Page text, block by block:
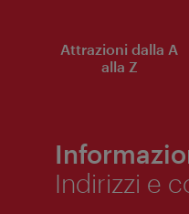
Attrazioni dalla A
alla Z
Indirizzi e